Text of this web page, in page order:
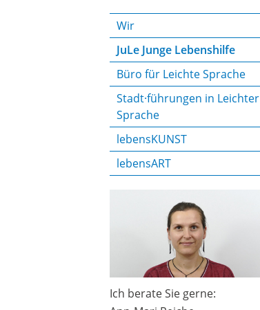
Wir
JuLe Junge Lebenshilfe
Büro für Leichte Sprache
Stadt·führungen in Leichter
Sprache
lebensKUNST
lebensART
Ich berate Sie gerne: